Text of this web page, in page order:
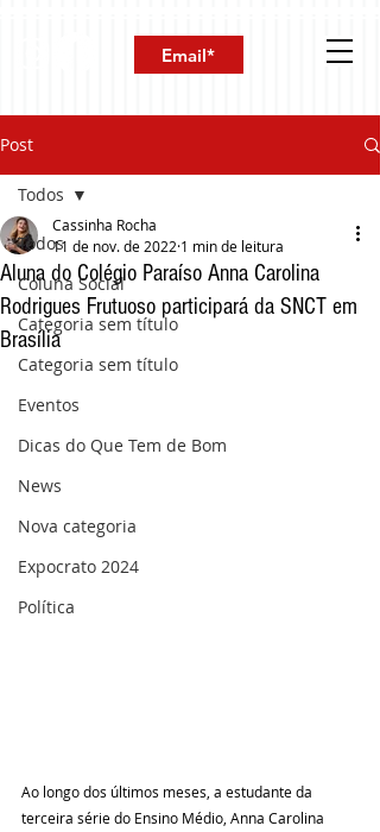
Post
Todos
Coluna Social
Categoria sem título
Categoria sem título
Eventos
Dicas do Que Tem de Bom
News
Nova categoria
Expocrato 2024
Política
Todos
Aluna do Colégio Paraíso Anna Carolina
Rodrigues Frutuoso participará da SNCT em
Brasília
Cassinha Rocha
11 de nov. de 2022 1 min de leitura
Ao longo dos últimos meses, a estudante da
terceira série do Ensino Médio, Anna Carolina